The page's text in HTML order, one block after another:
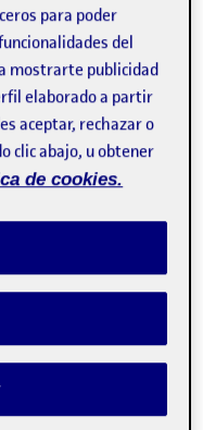
2:49 pm
para poder
del
mostrarte publicidad
elaborado a partir
aceptar, rechazar o
clic abajo, u obtener
de cookies.